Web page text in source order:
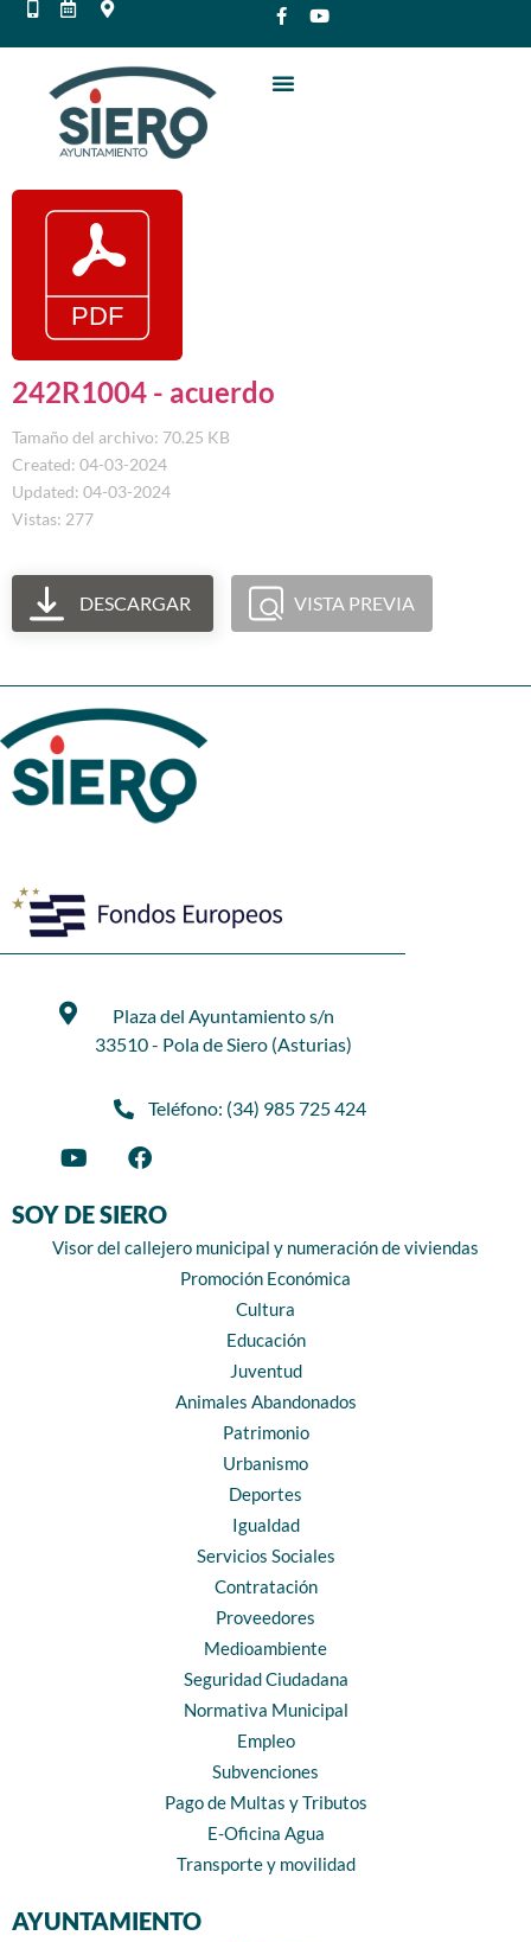
242R1004 - acuerdo
Tamaño del archivo: 70.25 KB
Created: 04-03-2024
Updated: 04-03-2024
Vistas: 277
DESCARGAR VISTA PREVIA
Plaza del Ayuntamiento s/n
33510 - Pola de Siero (Asturias)
Teléfono: (34) 985 725 424
SOY DE SIERO
Visor del callejero municipal y numeración de viviendas
Promoción Económica
Cultura
Educación
Juventud
Animales Abandonados
Patrimonio
Urbanismo
Deportes
Igualdad
Servicios Sociales
Contratación
Proveedores
Medioambiente
Seguridad Ciudadana
Normativa Municipal
Empleo
Subvenciones
Pago de Multas y Tributos
E-Oficina Agua
Transporte y movilidad
AYUNTAMIENTO